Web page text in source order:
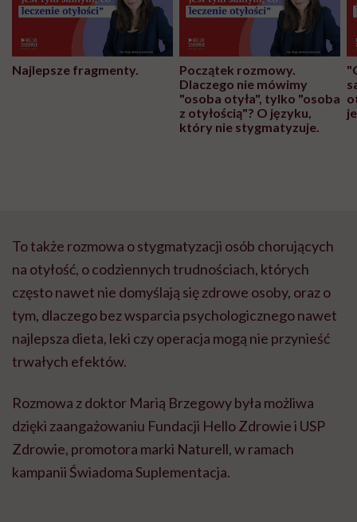
Najlepsze fragmenty.
Początek rozmowy.
Dlaczego nie mówimy
"osoba otyła", tylko "osoba
z otyłością"? O języku,
który nie stygmatyzuje.
To także rozmowa o stygmatyzacji osób chorujących
na otyłość, o codziennych trudnościach, których
często nawet nie domyślają się zdrowe osoby, oraz o
tym, dlaczego bez wsparcia psychologicznego nawet
najlepsza dieta, leki czy operacja mogą nie przynieść
trwałych efektów.
Rozmowa z doktor Marią Brzegowy była możliwa
dzięki zaangażowaniu Fundacji Hello Zdrowie i USP
Zdrowie, promotora marki Naturell, w ramach
kampanii Świadoma Suplementacja.